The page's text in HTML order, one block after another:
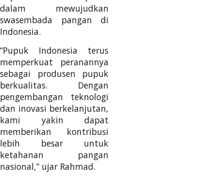
dalam mewujudkan
swasembada pangan di
Indonesia.
“Pupuk Indonesia terus
memperkuat peranannya
sebagai produsen pupuk
berkualitas. Dengan
pengembangan teknologi
dan inovasi berkelanjutan,
kami yakin dapat
memberikan kontribusi
lebih besar untuk
ketahanan pangan
nasional,” ujar Rahmad.